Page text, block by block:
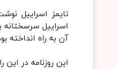
تایمز اسراییل
آن به راه انداخته
این روزنامه در